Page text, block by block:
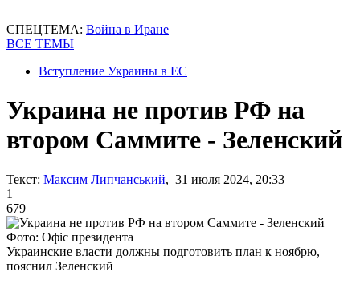
СПЕЦТЕМА: Война в Иране
ВСЕ ТЕМЫ
Вступление Украины в ЕС
Украина не против РФ на
втором Саммите - Зеленский
Текст: Максим Липчанський, 31 июля 2024, 20:33
1
679
Фото: Офіс президента
Украинские власти должны подготовить план к ноябрю,
пояснил Зеленский